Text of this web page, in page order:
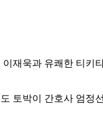
재욱과 유쾌한 티키
토박이 간호사 엄정